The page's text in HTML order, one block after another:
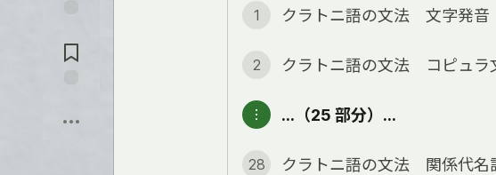
メ
ン
ぶ
1 クラトニ語の文法 文字発音
2 クラトニ語の文法 コピュラ
︙ …（25 部分）…
28 クラトニ語の文法 関係代名